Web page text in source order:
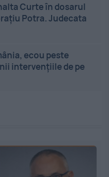
Curte în dosarul
Potra. Judecata
ecou peste
intervențiile de pe